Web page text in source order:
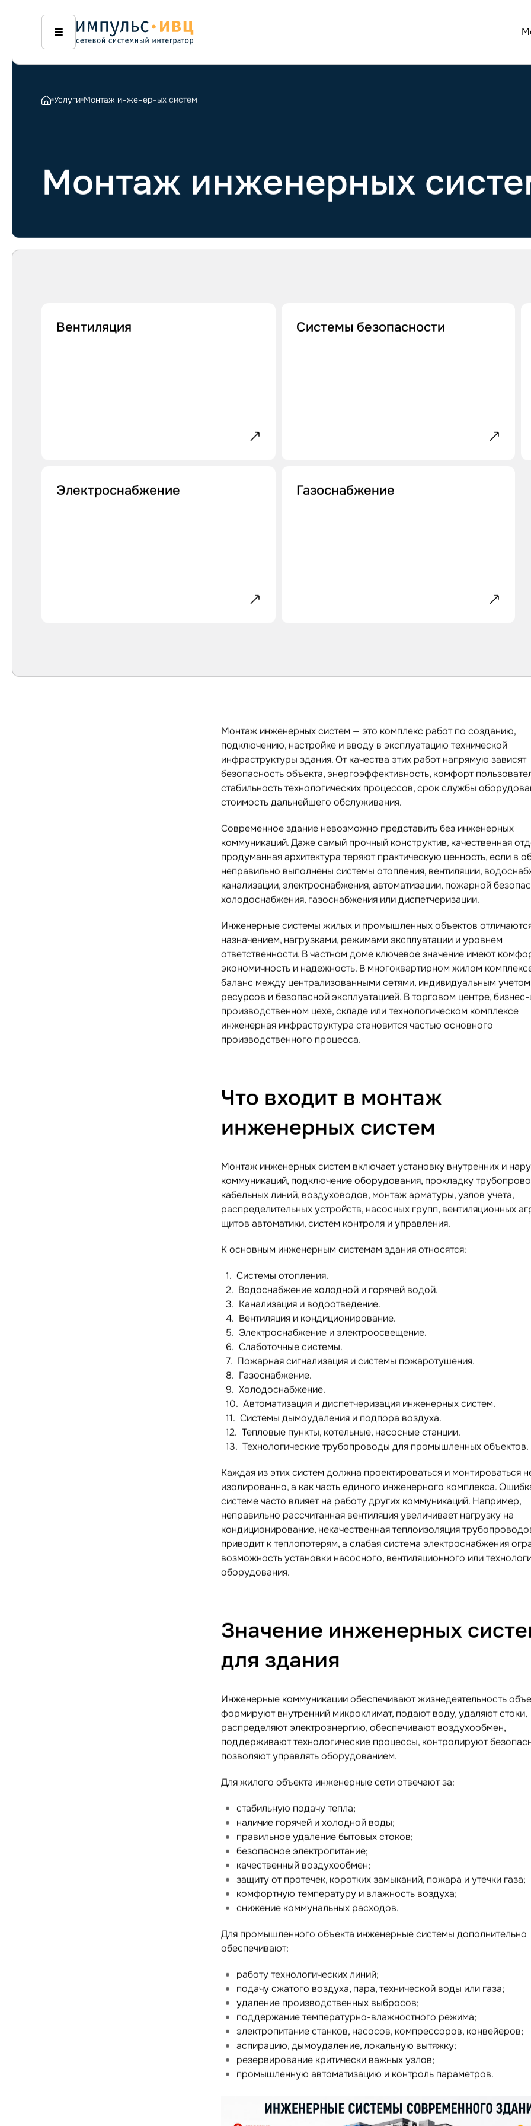
Услуги Монтаж инженерных систем
Монтаж инженерных
Вентиляция Системы безопасности
Электроснабжение Газоснабжение
Монтаж инженерных систем — это комплекс работ по созданию,
подключению, настройке и вводу в эксплуатацию технической
инфраструктуры здания. От качества этих работ напрямую зависят
безопасность объекта, энергоэффективность, комфорт
стабильность технологических процессов, срок службы
стоимость дальнейшего обслуживания.
Современное здание невозможно представить без инженерных
коммуникаций. Даже самый прочный конструктив, качественная
продуманная архитектура теряют практическую ценность, если в
неправильно выполнены системы отопления, вентиляции,
канализации, электроснабжения, автоматизации, пожарной
холодоснабжения, газоснабжения или диспетчеризации.
Инженерные системы жилых и промышленных объектов
назначением, нагрузками, режимами эксплуатации и уровнем
ответственности. В частном доме ключевое значение имеют
экономичность и надежность. В многоквартирном жилом
баланс между централизованными сетями, индивидуальным учетом
ресурсов и безопасной эксплуатацией. В торговом центре, бизнес-
производственном цехе, складе или технологическом комплексе
инженерная инфраструктура становится частью основного
производственного процесса.
Что входит в монтаж
инженерных систем
Монтаж инженерных систем включает установку внутренних и
коммуникаций, подключение оборудования, прокладку
кабельных линий, воздуховодов, монтаж арматуры, узлов учета,
распределительных устройств, насосных групп, вентиляционных
щитов автоматики, систем контроля и управления.
К основным инженерным системам здания относятся:
Системы отопления.
Водоснабжение холодной и горячей водой.
Канализация и водоотведение.
Вентиляция и кондиционирование.
Электроснабжение и электроосвещение.
Слаботочные системы.
Пожарная сигнализация и системы пожаротушения.
Газоснабжение.
Холодоснабжение.
Автоматизация и диспетчеризация инженерных систем.
Системы дымоудаления и подпора воздуха.
Тепловые пункты, котельные, насосные станции.
Технологические трубопроводы для промышленных объектов.
Каждая из этих систем должна проектироваться и монтироваться
изолированно, а как часть единого инженерного комплекса.
системе часто влияет на работу других коммуникаций. Например,
неправильно рассчитанная вентиляция увеличивает нагрузку на
кондиционирование, некачественная теплоизоляция
приводит к теплопотерям, а слабая система электроснабжения
возможность установки насосного, вентиляционного или
оборудования.
Значение инженерных
для здания
Инженерные коммуникации обеспечивают жизнедеятельность
формируют внутренний микроклимат, подают воду, удаляют стоки,
распределяют электроэнергию, обеспечивают воздухообмен,
поддерживают технологические процессы, контролируют
позволяют управлять оборудованием.
Для жилого объекта инженерные сети отвечают за:
стабильную подачу тепла;
наличие горячей и холодной воды;
правильное удаление бытовых стоков;
безопасное электропитание;
качественный воздухообмен;
защиту от протечек, коротких замыканий, пожара и утечки газа;
комфортную температуру и влажность воздуха;
снижение коммунальных расходов.
Для промышленного объекта инженерные системы дополнительно
обеспечивают:
работу технологических линий;
подачу сжатого воздуха, пара, технической воды или газа;
удаление производственных выбросов;
поддержание температурно-влажностного режима;
электропитание станков, насосов, компрессоров, конвейеров;
аспирацию, дымоудаление, локальную вытяжку;
резервирование критически важных узлов;
промышленную автоматизацию и контроль параметров.